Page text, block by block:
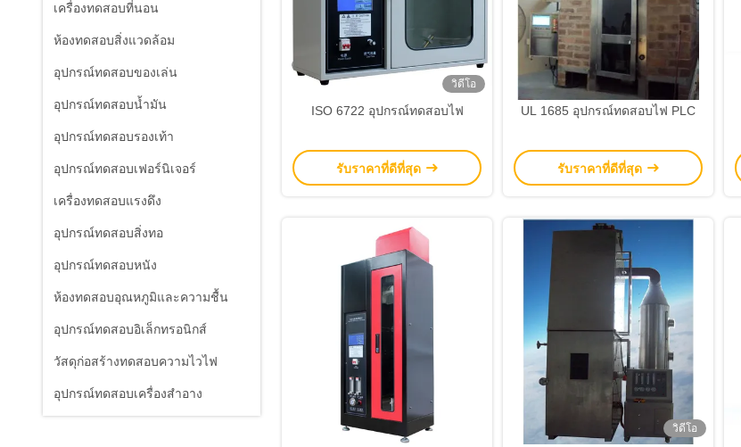
เครื่องทดสอบที่นอน
ห้องทดสอบสิ่งแวดล้อม
อุปกรณ์ทดสอบของเล่น
อุปกรณ์ทดสอบน้ำมัน
อุปกรณ์ทดสอบรองเท้า
อุปกรณ์ทดสอบเฟอร์นิเจอร์
เครื่องทดสอบแรงดึง
อุปกรณ์ทดสอบสิ่งทอ
อุปกรณ์ทดสอบหนัง
ห้องทดสอบอุณหภูมิและความชื้น
อุปกรณ์ทดสอบอิเล็กทรอนิกส์
วัสดุก่อสร้างทดสอบความไวไฟ
อุปกรณ์ทดสอบเครื่องสำอาง
วิดีโอ
ISO 6722 อุปกรณ์ทดสอบไฟ
รับราคาที่ดีที่สุด
UL 1685 อุปกรณ์ทดสอบไฟ PLC
รับราคาที่ดีที่สุด
วิดีโอ